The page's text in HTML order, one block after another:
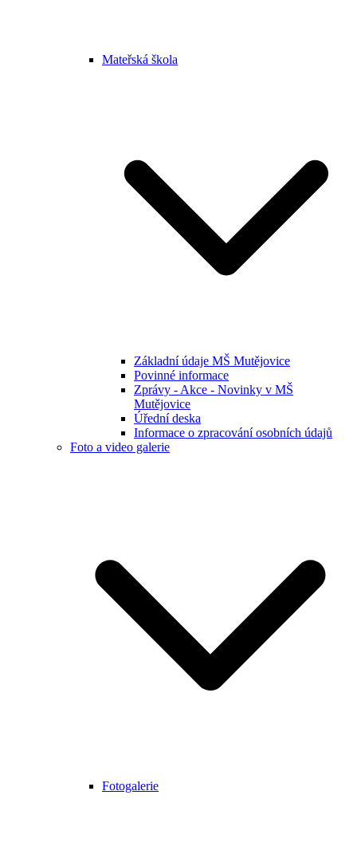
Mateřská škola
Základní údaje MŠ Mutějovice
Povinné informace
Zprávy - Akce - Novinky v MŠ
Mutějovice
Úřední deska
Informace o zpracování osobních údajů
Foto a video galerie
Fotogalerie